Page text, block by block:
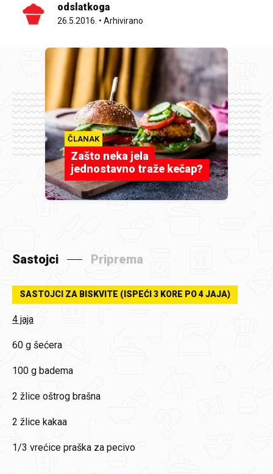
odslatkoga
26.5.2016. • Arhivirano
ČLANAK
Zašto neka jela
jednostavno traže kečap?
Sastojci Priprema
SASTOJCI ZA BISKVITE (ISPEĆI 3 KORE PO 4 JAJA)
4 jaja
60 g šećera
100 g badema
2 žlice oštrog brašna
2 žlice kakaa
1/3 vrećice praška za pecivo